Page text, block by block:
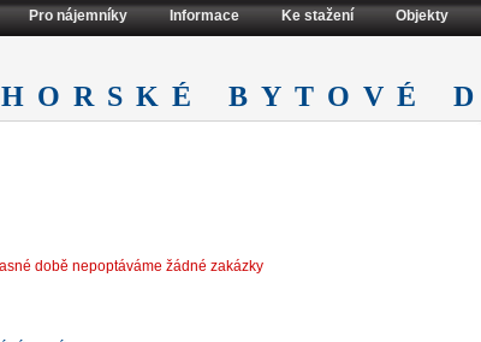
bytové
době nepoptáváme žádné zakázky
Pro nájemníky Informace Ke stažení Objekty